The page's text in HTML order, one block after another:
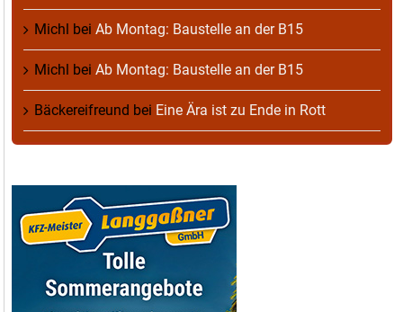
Michl bei Ab Montag: Baustelle an der B15
Michl bei Ab Montag: Baustelle an der B15
Bäckereifreund bei Eine Ära ist zu Ende in Rott